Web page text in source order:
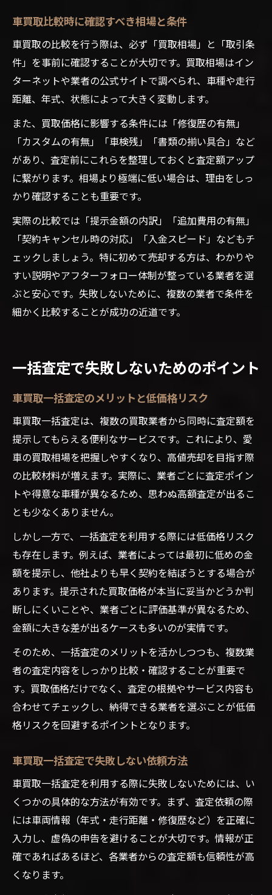
車買取比較時に確認すべき相場と条件
車買取の比較を行う際は、必ず「買取相場」と「取引条
件」を事前に確認することが大切です。買取相場はイン
ターネットや業者の公式サイトで調べられ、車種や走行
距離、年式、状態によって大きく変動します。
また、買取価格に影響する条件には「修復歴の有無」
「カスタムの有無」「車検残」「書類の揃い具合」など
があり、査定前にこれらを整理しておくと査定額アップ
に繋がります。相場より極端に低い場合は、理由をしっ
かり確認することも重要です。
実際の比較では「提示金額の内訳」「追加費用の有無」
「契約キャンセル時の対応」「入金スピード」などもチ
ェックしましょう。特に初めて売却する方は、わかりや
すい説明やアフターフォロー体制が整っている業者を選
ぶと安心です。失敗しないために、複数の業者で条件を
細かく比較することが成功の近道です。
一括査定で失敗しないためのポイント
車買取一括査定のメリットと低価格リスク
車買取一括査定は、複数の買取業者から同時に査定額を
提示してもらえる便利なサービスです。これにより、愛
車の買取相場を把握しやすくなり、高値売却を目指す際
の比較材料が増えます。実際に、業者ごとに査定ポイン
トや得意な車種が異なるため、思わぬ高額査定が出るこ
とも少なくありません。
しかし一方で、一括査定を利用する際には低価格リスク
も存在します。例えば、業者によっては最初に低めの金
額を提示し、他社よりも早く契約を結ぼうとする場合が
あります。提示された買取価格が本当に妥当かどうか判
断しにくいことや、業者ごとに評価基準が異なるため、
金額に大きな差が出るケースも多いのが実情です。
そのため、一括査定のメリットを活かしつつも、複数業
者の査定内容をしっかり比較・確認することが重要で
す。買取価格だけでなく、査定の根拠やサービス内容も
合わせてチェックし、納得できる業者を選ぶことが低価
格リスクを回避するポイントとなります。
車買取一括査定で失敗しない依頼方法
車買取一括査定を利用する際に失敗しないためには、い
くつかの具体的な方法が有効です。まず、査定依頼の際
には車両情報（年式・走行距離・修復歴など）を正確に
入力し、虚偽の申告を避けることが大切です。情報が正
確であればあるほど、各業者からの査定額も信頼性が高
くなります。